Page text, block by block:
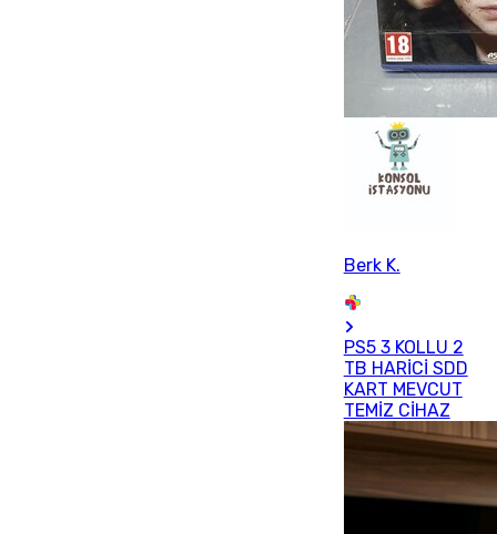
Berk K.
PS5 3 KOLLU 2
TB HARİCİ SDD
KART MEVCUT
TEMİZ CİHAZ